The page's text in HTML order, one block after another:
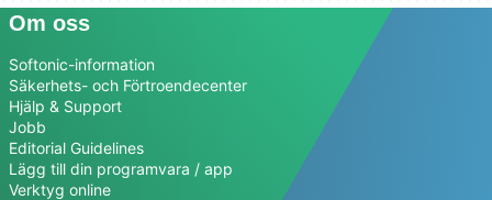
Om oss
Softonic-information
Säkerhets- och Förtroendecenter
Hjälp & Support
Jobb
Editorial Guidelines
Lägg till din programvara / app
Verktyg online